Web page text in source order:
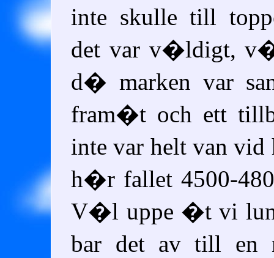
inte skulle till
det var v�ldigt,
d� marken var
fram�t och ett
inte var helt van
h�r fallet 4500-
V�l uppe �t vi
bar det av till en